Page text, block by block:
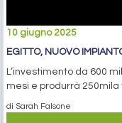
10 giugno 2025
EGITTO, NUOVO
L’investimento da 600
mesi e produrrà
di Sarah Falsone